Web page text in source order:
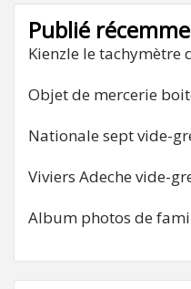
Publié
Kienzle le tachymètre
Objet de mercerie
Nationale sept vide-
Viviers Adeche vide-
Album photos de